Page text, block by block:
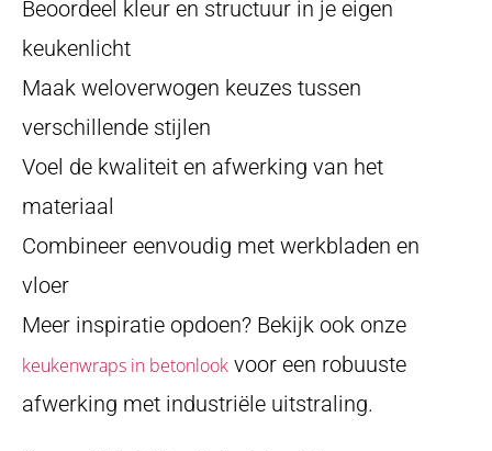
Beoordeel kleur en structuur in je eigen
keukenlicht
Maak weloverwogen keuzes tussen
verschillende stijlen
Voel de kwaliteit en afwerking van het
materiaal
Combineer eenvoudig met werkbladen en
vloer
Meer inspiratie opdoen? Bekijk ook onze
keukenwraps in betonlook voor een robuuste
afwerking met industriële uitstraling.